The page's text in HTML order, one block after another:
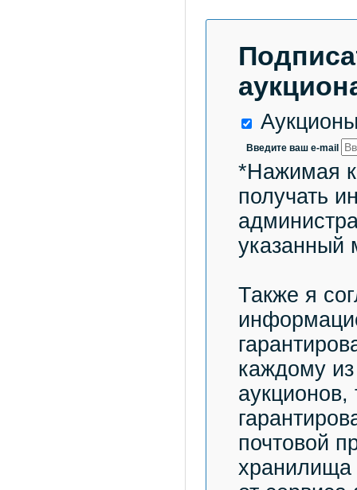
Введите ваш e-mail
*Нажимая
получать
указанный
Также я
каждому
почтовой
хранилища